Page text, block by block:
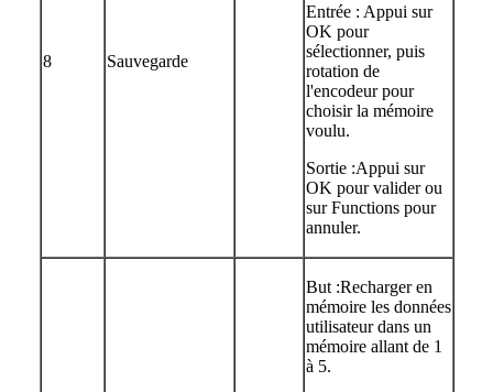
8 Sauvegarde
Entrée : Appui sur
OK pour
sélectionner, puis
rotation de
l'encodeur pour
choisir la mémoire
voulu.
Sortie :Appui sur
OK pour valider ou
sur Functions pour
annuler.
But :Recharger en
mémoire les données
utilisateur dans un
mémoire allant de 1
à 5.